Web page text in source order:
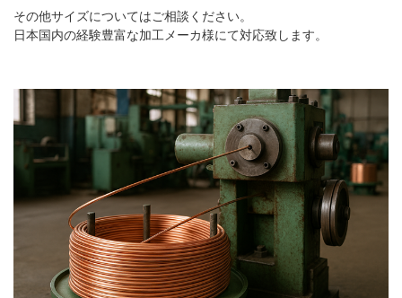
その他サイズについてはご相談ください。
日本国内の経験豊富な加工メーカ様にて対応致します。